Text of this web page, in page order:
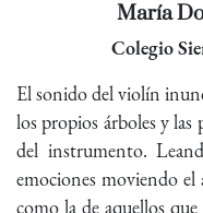
María
Colegio
El sonido del violín
los propios árboles y
del instrumento.
emociones moviendo el
como la de aquellos que